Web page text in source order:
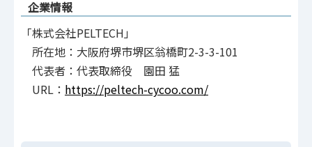
企業情報
「株式会社PELTECH」
所在地：大阪府堺市堺区翁橋町2-3-3-101
代表者：代表取締役 園田 猛
URL： https://peltech-cycoo.com/